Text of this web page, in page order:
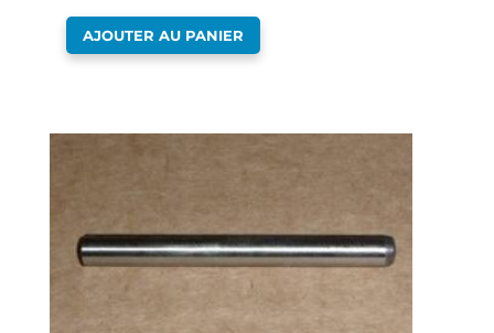
AJOUTER AU PANIER